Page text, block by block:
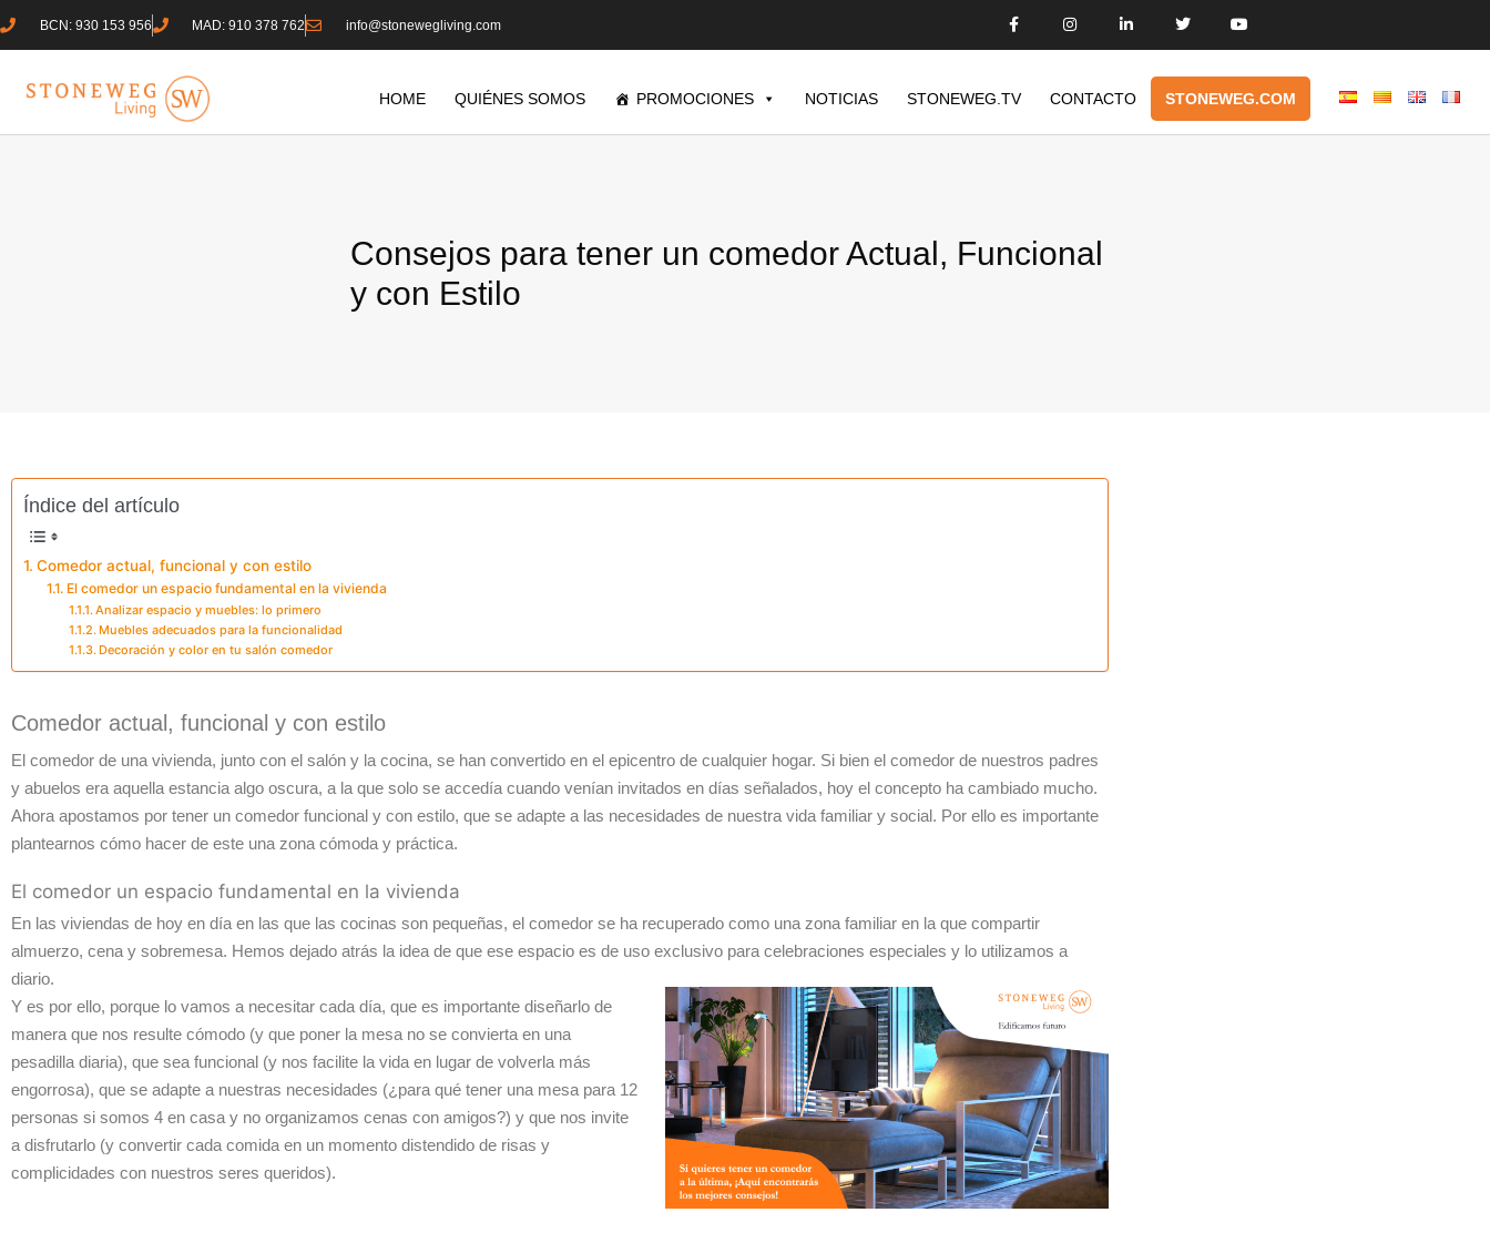
BCN: 930 153 956 MAD: 910 378 762 info@stonewegliving.com
HOME QUIÉNES SOMOS PROMOCIONES NOTICIAS STONEWEG.TV CONTACTO STONEWEG.COM
Consejos para tener un comedor Actual, Funcional
y con Estilo
Índice del artículo
Comedor actual, funcional y con estilo
El comedor un espacio fundamental en la vivienda
Analizar espacio y muebles: lo primero
Muebles adecuados para la funcionalidad
Decoración y color en tu salón comedor
Comedor actual, funcional y con estilo
El comedor de una vivienda, junto con el salón y la cocina, se han convertido en el epicentro de cualquier hogar. Si bien el comedor de nuestros padres
y abuelos era aquella estancia algo oscura, a la que solo se accedía cuando venían invitados en días señalados, hoy el concepto ha cambiado mucho.
Ahora apostamos por tener un comedor funcional y con estilo, que se adapte a las necesidades de nuestra vida familiar y social. Por ello es importante
plantearnos cómo hacer de este una zona cómoda y práctica.
El comedor un espacio fundamental en la vivienda
En las viviendas de hoy en día en las que las cocinas son pequeñas, el comedor se ha recuperado como una zona familiar en la que compartir
almuerzo, cena y sobremesa. Hemos dejado atrás la idea de que ese espacio es de uso exclusivo para celebraciones especiales y lo utilizamos a
diario.
Y es por ello, porque lo vamos a necesitar cada día, que es importante diseñarlo de
manera que nos resulte cómodo (y que poner la mesa no se convierta en una
pesadilla diaria), que sea funcional (y nos facilite la vida en lugar de volverla más
engorrosa), que se adapte a nuestras necesidades (¿para qué tener una mesa para 12
personas si somos 4 en casa y no organizamos cenas con amigos?) y que nos invite
a disfrutarlo (y convertir cada comida en un momento distendido de risas y
complicidades con nuestros seres queridos).